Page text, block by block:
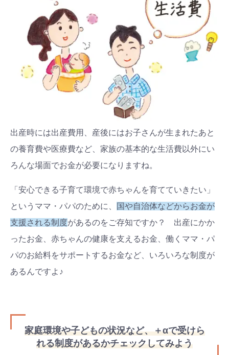
出産時には出産費用、産後にはお子さんが生まれたあと
の養育費や医療費など、家族の基本的な生活費以外にい
ろんな場面でお金が必要になりますね。
「安心できる子育て環境で赤ちゃんを育てていきたい」
というママ・パパのために、
国や自治体などからお金が
支援される制度があるのをご存知ですか？ 出産にかか
ったお金、赤ちゃんの健康を支えるお金、働くママ・パ
パのお給料をサポートするお金など、いろいろな制度が
あるんですよ♪
家庭環境や子どもの状況など、＋αで受けら
れる制度があるかチェックしてみよう